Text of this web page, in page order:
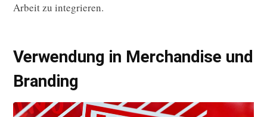
Arbeit zu integrieren.
Verwendung in Merchandise und
Branding